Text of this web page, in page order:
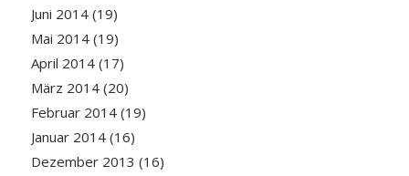
Juni 2014(19)
Mai 2014(19)
April 2014(17)
März 2014(20)
Februar 2014(19)
Januar 2014(16)
Dezember 2013 (16)